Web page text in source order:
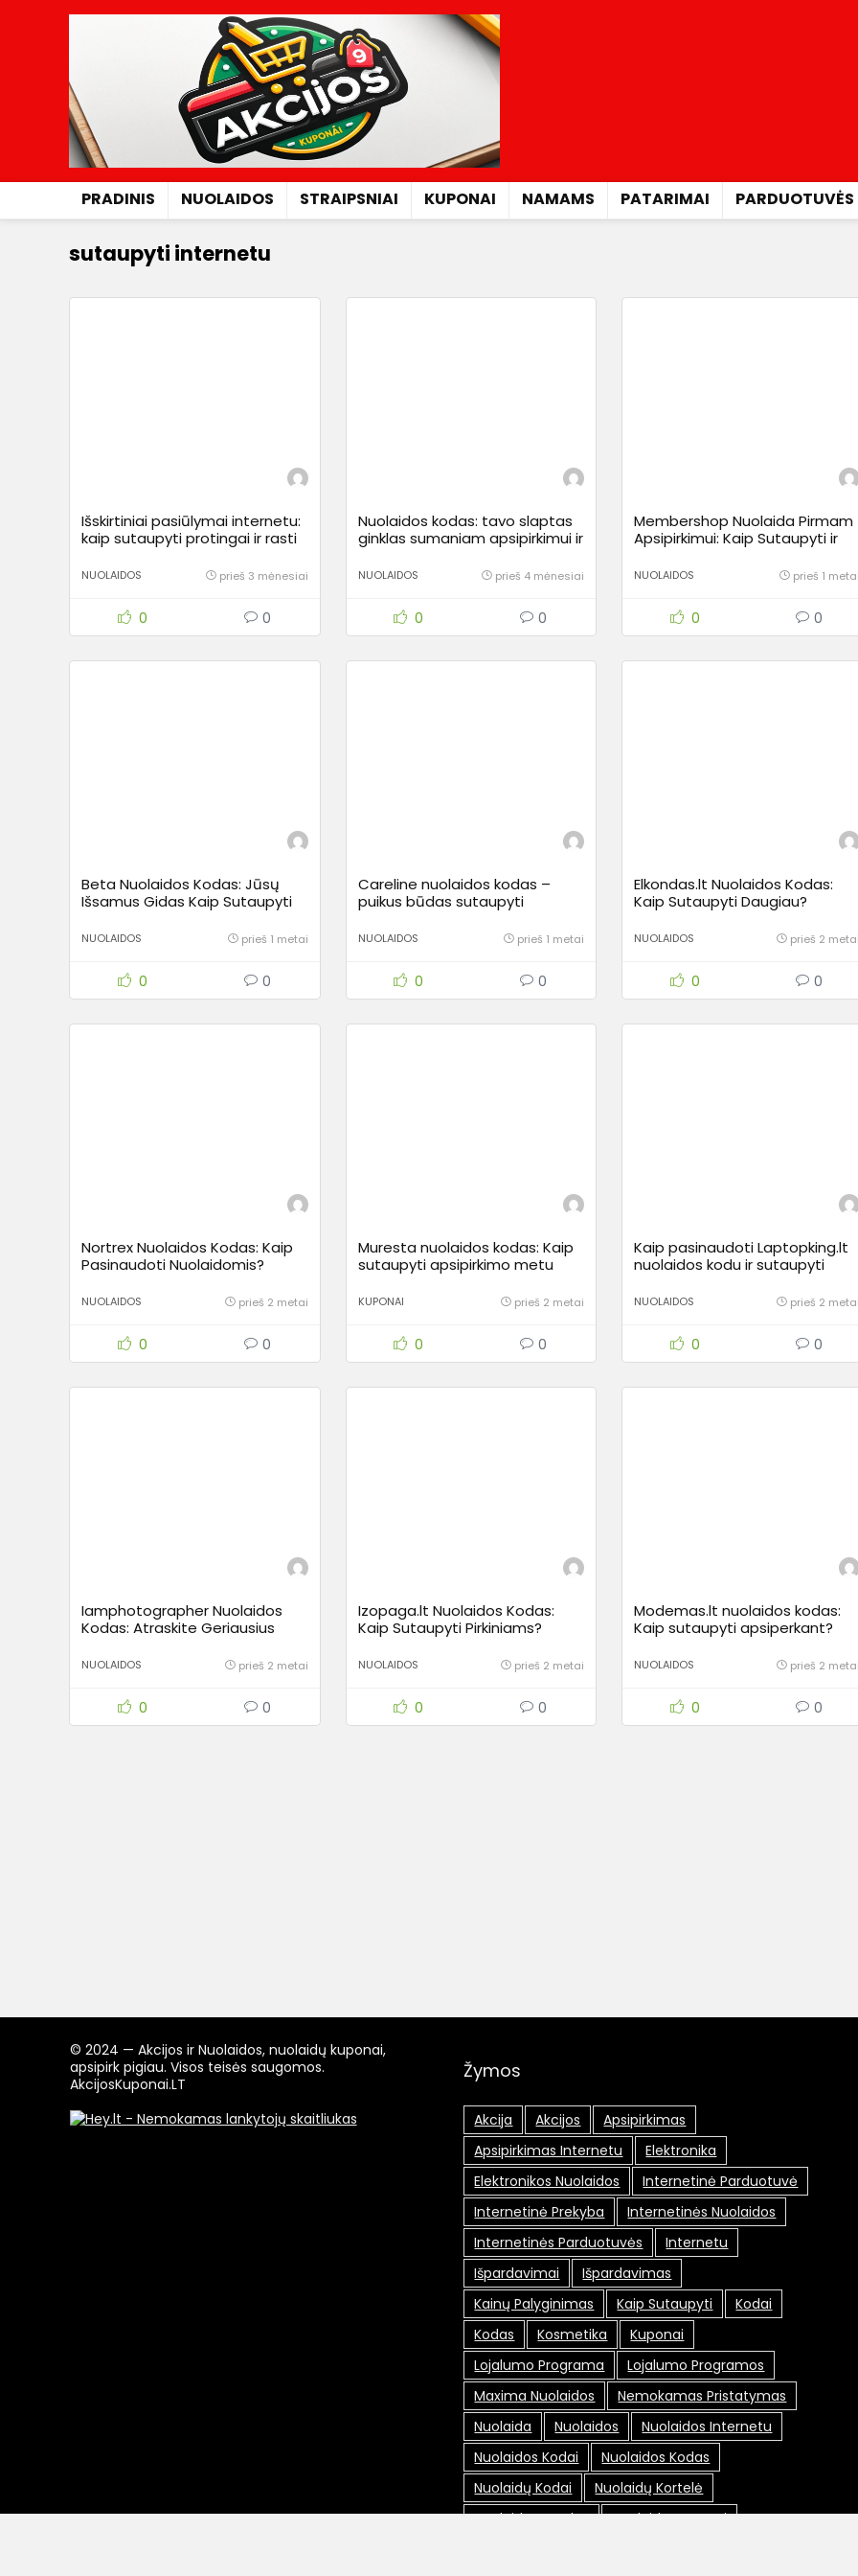
PRADINIS NUOLAIDOS STRAIPSNIAI KUPONAI NAMAMS PATARIMAI PARDUOTUVĖS
sutaupyti internetu
Išskirtiniai pasiūlymai internetu:
kaip sutaupyti protingai ir rasti
NUOLAIDOS prieš 3 mėnesiai
0 0
Nuolaidos kodas: tavo slaptas
ginklas sumaniam apsipirkimui ir
NUOLAIDOS prieš 4 mėnesiai
0 0
Membershop Nuolaida Pirmam
Apsipirkimui: Kaip Sutaupyti ir
NUOLAIDOS prieš 1
0 0
Beta Nuolaidos Kodas: Jūsų
Išsamus Gidas Kaip Sutaupyti
NUOLAIDOS prieš 1 metai
0 0
Careline nuolaidos kodas –
puikus būdas sutaupyti
NUOLAIDOS prieš 1 metai
0 0
Elkondas.lt Nuolaidos Kodas:
Kaip Sutaupyti Daugiau?
NUOLAIDOS prieš 2
0 0
Nortrex Nuolaidos Kodas: Kaip
Pasinaudoti Nuolaidomis?
NUOLAIDOS prieš 2 metai
0 0
Muresta nuolaidos kodas: Kaip
sutaupyti apsipirkimo metu
KUPONAI prieš 2 metai
0 0
Kaip pasinaudoti Laptopking.lt
nuolaidos kodu ir sutaupyti
NUOLAIDOS prieš 2
0 0
Iamphotographer Nuolaidos
Kodas: Atraskite Geriausius
NUOLAIDOS prieš 2 metai
0 0
Izopaga.lt Nuolaidos Kodas:
Kaip Sutaupyti Pirkiniams?
NUOLAIDOS prieš 2 metai
0 0
Modemas.lt nuolaidos kodas:
Kaip sutaupyti apsiperkant?
NUOLAIDOS prieš 2
0 0
© 2024 — Akcijos ir Nuolaidos, nuolaidų kuponai,
apsipirk pigiau. Visos teisės saugomos.
AkcijosKuponai.LT
Žymos
Akcija Akcijos
Apsipirkimas
Apsipirkimas Internetu
Elektronika
Elektronikos Nuolaidos
Internetinė Parduotuvė
Internetinė Prekyba
Internetinės Nuolaidos
Internetinės Parduotuvės
Internetu
Išpardavimai
Išpardavimas
Kainų Palyginimas
Kaip Sutaupyti
Kodai
Kodas
Kosmetika
Kuponai
Lojalumo Programa
Lojalumo Programos
Maxima Nuolaidos
Nemokamas Pristatymas
Nuolaida
Nuolaidos
Nuolaidos Internetu
Nuolaidos Kodai
Nuolaidos Kodas
Nuolaidų Kodai
Nuolaidų Kortelė
Nuolaidų Kortelės
Nuolaidų Kuponai